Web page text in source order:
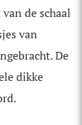
de schaal
van
De
dikke